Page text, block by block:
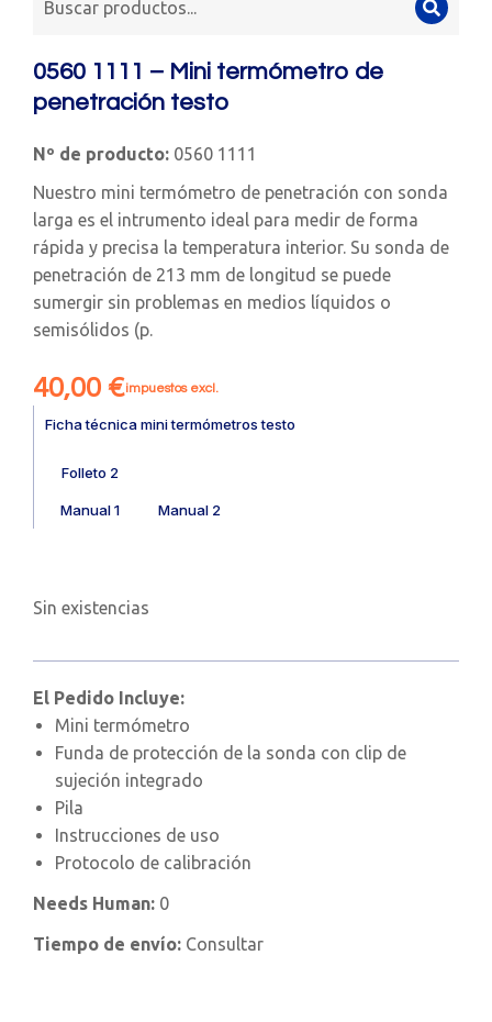
0560 1111 – Mini termómetro de
penetración testo
Nº de producto: 0560 1111
Nuestro mini termómetro de penetración con sonda
larga es el intrumento ideal para medir de forma
rápida y precisa la temperatura interior. Su sonda de
penetración de 213 mm de longitud se puede
sumergir sin problemas en medios líquidos o
semisólidos (p.
40,00 €impuestos excl.
Ficha técnica mini termómetros testo
Folleto 2
Manual 1 Manual 2
Sin existencias
El Pedido Incluye:
Mini termómetro
Funda de protección de la sonda con clip de
sujeción integrado
Pila
Instrucciones de uso
Protocolo de calibración
Needs Human: 0
Tiempo de envío: Consultar